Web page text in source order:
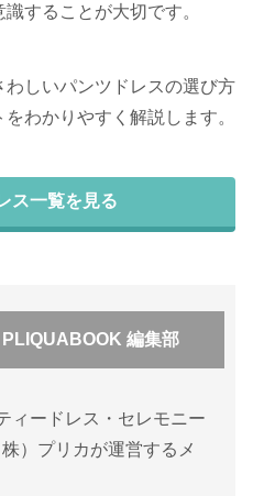
識することが大切です。
しいパンツドレスの選び方
わかりやすく解説します。
ス一覧を見る
PLIQUABOOK 編集部
ィードレス・セレモニー
）プリカが運営するメ